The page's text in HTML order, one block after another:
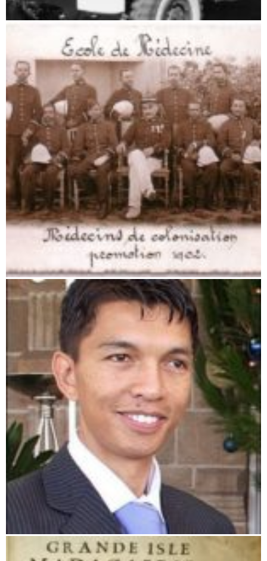
Unabhängigkeit – die Erste Republik (1960 – 1972)
Die Kolonialzeit auf Madagaskar
Die vierte Republik (2010 – heute)